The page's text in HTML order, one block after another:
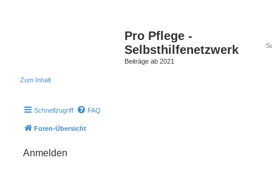
Pro Pflege -
Selbsthilfenetzwerk
Beiträge ab 2021
Zum Inhalt
Schnellzugriff FAQ
Foren-Übersicht
Anmelden